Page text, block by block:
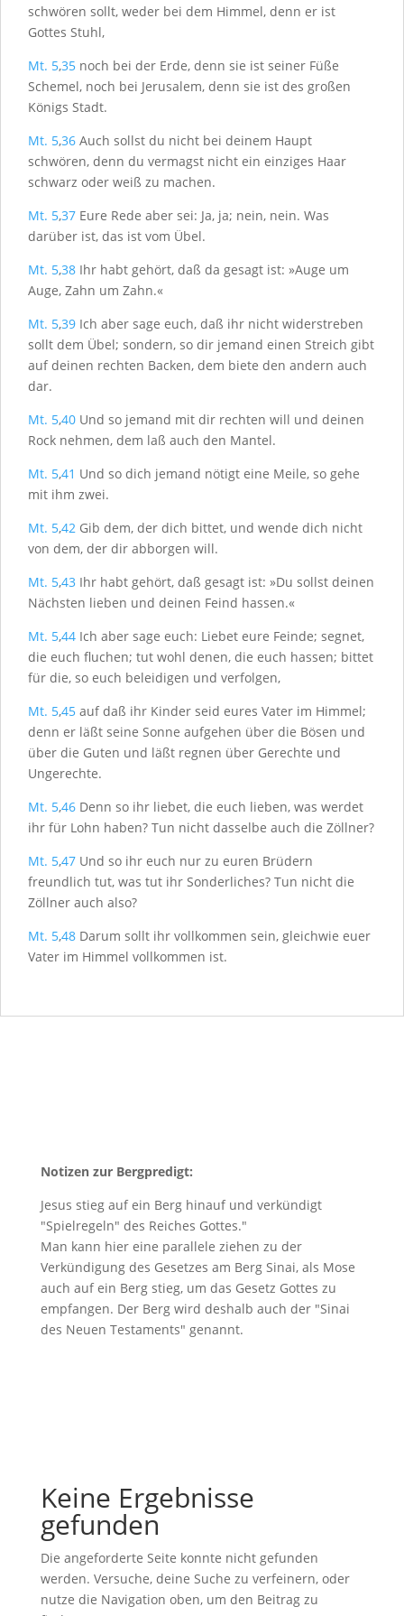
schwören sollt, weder bei dem Himmel, denn er ist
Gottes Stuhl,
Mt. 5,35 noch bei der Erde, denn sie ist seiner Füße
Schemel, noch bei Jerusalem, denn sie ist des großen
Königs Stadt.
Mt. 5,36 Auch sollst du nicht bei deinem Haupt
schwören, denn du vermagst nicht ein einziges Haar
schwarz oder weiß zu machen.
Mt. 5,37 Eure Rede aber sei: Ja, ja; nein, nein. Was
darüber ist, das ist vom Übel.
Mt. 5,38 Ihr habt gehört, daß da gesagt ist: »Auge um
Auge, Zahn um Zahn.«
Mt. 5,39 Ich aber sage euch, daß ihr nicht widerstreben
sollt dem Übel; sondern, so dir jemand einen Streich gibt
auf deinen rechten Backen, dem biete den andern auch
dar.
Mt. 5,40 Und so jemand mit dir rechten will und deinen
Rock nehmen, dem laß auch den Mantel.
Mt. 5,41 Und so dich jemand nötigt eine Meile, so gehe
mit ihm zwei.
Mt. 5,42 Gib dem, der dich bittet, und wende dich nicht
von dem, der dir abborgen will.
Mt. 5,43 Ihr habt gehört, daß gesagt ist: »Du sollst deinen
Nächsten lieben und deinen Feind hassen.«
Mt. 5,44 Ich aber sage euch: Liebet eure Feinde; segnet,
die euch fluchen; tut wohl denen, die euch hassen; bittet
für die, so euch beleidigen und verfolgen,
Mt. 5,45 auf daß ihr Kinder seid eures Vater im Himmel;
denn er läßt seine Sonne aufgehen über die Bösen und
über die Guten und läßt regnen über Gerechte und
Ungerechte.
Mt. 5,46 Denn so ihr liebet, die euch lieben, was werdet
ihr für Lohn haben? Tun nicht dasselbe auch die Zöllner?
Mt. 5,47 Und so ihr euch nur zu euren Brüdern
freundlich tut, was tut ihr Sonderliches? Tun nicht die
Zöllner auch also?
Mt. 5,48 Darum sollt ihr vollkommen sein, gleichwie euer
Vater im Himmel vollkommen ist.
Notizen zur Bergpredigt:
Jesus stieg auf ein Berg hinauf und verkündigt
"Spielregeln" des Reiches Gottes."
Man kann hier eine parallele ziehen zu der
Verkündigung des Gesetzes am Berg Sinai, als Mose
auch auf ein Berg stieg, um das Gesetz Gottes zu
empfangen. Der Berg wird deshalb auch der "Sinai
des Neuen Testaments" genannt.
Keine Ergebnisse
gefunden
Die angeforderte Seite konnte nicht gefunden
werden. Versuche, deine Suche zu verfeinern, oder
nutze die Navigation oben, um den Beitrag zu